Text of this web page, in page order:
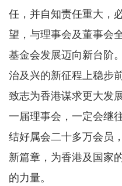
任，并自知责任重大，
望，与理事会及董事会
基金会发展迈向新台阶
治及兴的新征程上稳步
致志为香港谋求更大发
一届理事会，一定会继
结好属会二十多万会员
新篇章，为香港及国家
的力量。